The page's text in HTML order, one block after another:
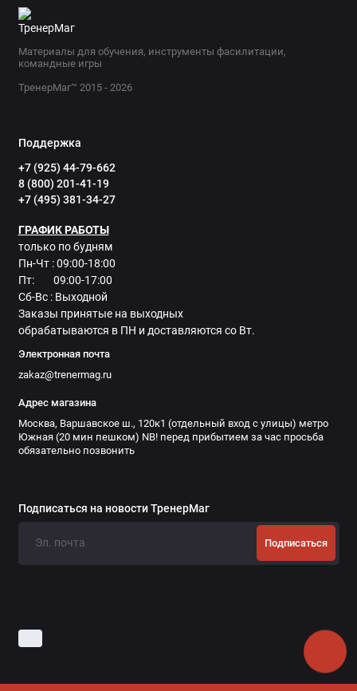
Материалы для обучения, инструменты фасилитации,
командные игры
ТренерМаг™ 2015 - 2026
Поддержка
+7 (925) 44-79-662
8 (800) 201-41-19
+7 (495) 381-34-27
ГРАФИК РАБОТЫ
только по будням
Пн-Чт : 09:00-18:00
Пт: 09:00-17:00
Сб-Вс : Выходной
Заказы принятые на выходных
обрабатываются в ПН и доставляются со Вт.
Электронная почта
zakaz@trenermag.ru
Адрес магазина
Москва, Варшавское ш., 120к1 (отдельный вход с улицы) метро
Южная (20 мин пешком) NB! перед прибытием за час просьба
обязательно позвонить
Подписаться на новости ТренерМаг
Подписаться